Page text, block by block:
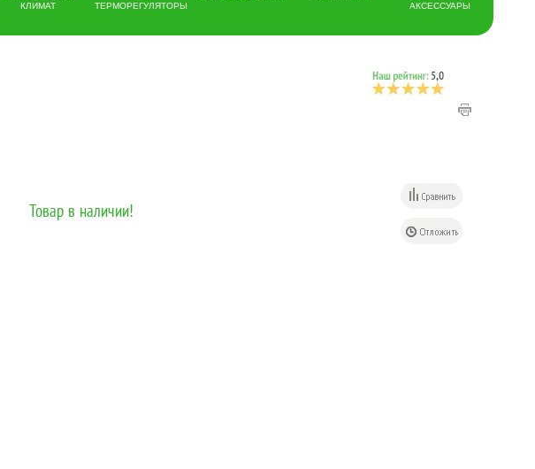
КЛИМАТ
ТЕРМОРЕГУЛЯТОРЫ
АКСЕССУАРЫ
Товар в наличии!